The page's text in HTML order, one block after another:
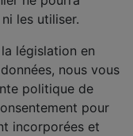
les utiliser.
législation en
nous vous
politique de
pour
incorporées et